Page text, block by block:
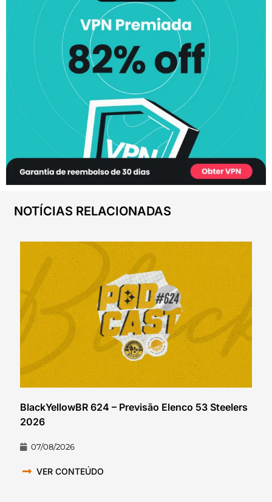
NOTÍCIAS RELACIONADAS
BlackYellowBR 624 – Previsão Elenco 53 Steelers
2026
07/08/2026
VER CONTEÚDO